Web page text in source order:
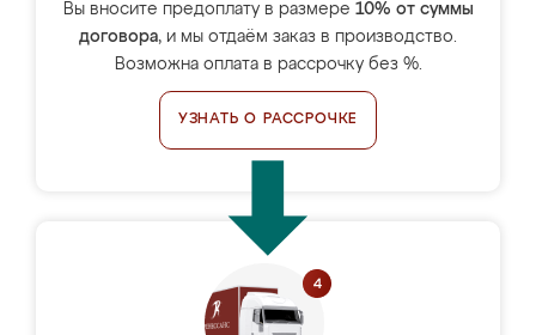
Вы вносите предоплату в размере 10% от суммы
договора, и мы отдаём заказ в производство.
Возможна оплата в рассрочку без %.
УЗНАТЬ О РАССРОЧКЕ